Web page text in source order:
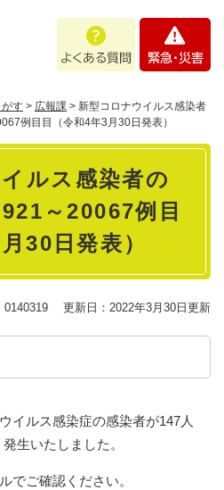
あ
問
・
す > 広報課 > 新型コロナウイルス感染者
例目目（令和4年3月30日発表）
ルス感染者の
～20067例目
30日発表）
0140319 更新日：2022年3月30日更新
イルス感染症の感染者が147人
生いたしました。
でご確認ください。